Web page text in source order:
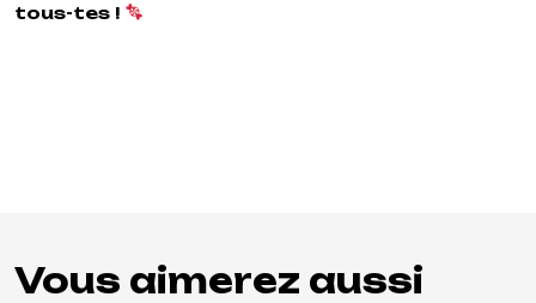
tous-tes !
Vous aimerez aussi